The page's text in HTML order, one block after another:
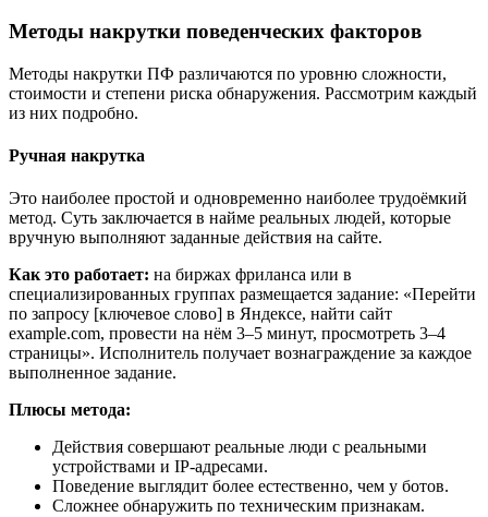
Методы накрутки поведенческих факторов
Методы накрутки ПФ различаются по уровню сложности,
стоимости и степени риска обнаружения. Рассмотрим каждый
из них подробно.
Ручная накрутка
Это наиболее простой и одновременно наиболее трудоёмкий
метод. Суть заключается в найме реальных людей, которые
вручную выполняют заданные действия на сайте.
Как это работает: на биржах фриланса или в
специализированных группах размещается задание: «Перейти
по запросу [ключевое слово] в Яндексе, найти сайт
example.com, провести на нём 3–5 минут, просмотреть 3–4
страницы». Исполнитель получает вознаграждение за каждое
выполненное задание.
Плюсы метода:
Действия совершают реальные люди с реальными
устройствами и IP-адресами.
Поведение выглядит более естественно, чем у ботов.
Сложнее обнаружить по техническим признакам.